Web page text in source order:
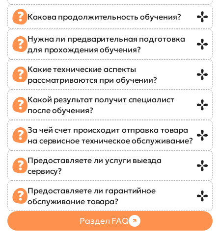
Какова продолжительность обучения?
Нужна ли предварительная подготовка
для прохождения обучения?
Какие технические аспекты
рассматриваются при обучении?
Какой результат получит специалист
после обучения?
За чей счет происходит отправка товара
на сервисное техническое обслуживание?
Предоставляете ли услуги выезда
сервису?
Предоставляете ли гарантийное
обслуживание товара?
Раздел FAQ